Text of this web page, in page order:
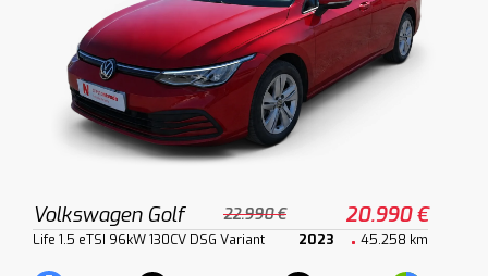
Volkswagen Golf 22.990 € 20.990 €
Life 1.5 eTSI 96kW 130CV DSG Variant 2023 45.258 km